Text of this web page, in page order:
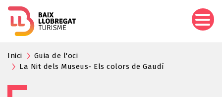
Inici
Guia de l'oci
La Nit dels Museus- Els colors de Gaudí